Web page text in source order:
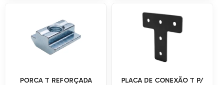
PORCA T REFORÇADA
PLACA DE CONEXÃO T P/